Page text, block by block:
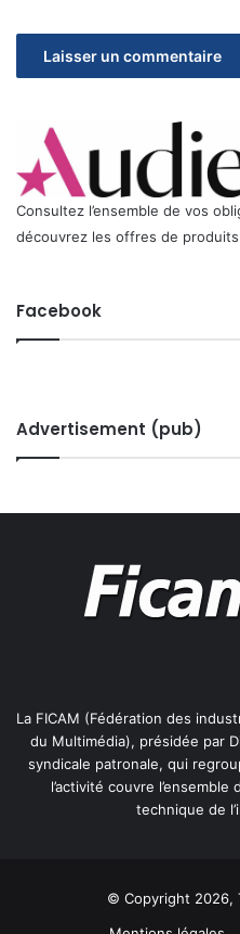
Consultez l’ensemble de vos
découvrez les offres de
Facebook
Advertisement (pub)
La FICAM (Fédération des
du Multimédia), présidée par
syndicale patronale, qui
l’activité couvre
technique de
© Copyright 2026,